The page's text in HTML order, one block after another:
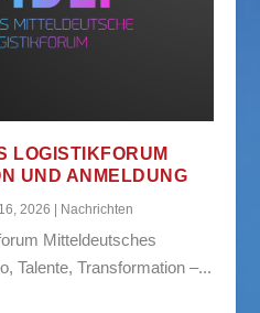
LOGISTIKFORUM
UND ANMELDUNG
2026 Nachrichten
Mitteldeutsches
Talente, Transformation –...